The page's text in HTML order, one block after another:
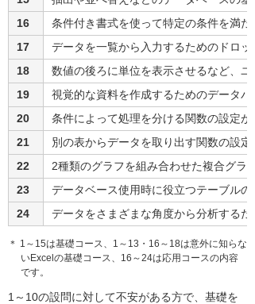
16
条件付き書式を使って特定の条件を満
17
データを一覧から入力するためのドロ
18
数値の後ろに単位を表示させるなど、
19
視覚的な資料を作成するためのデータ
20
条件によって処理を分ける関数の設定が
21
別の表からデータを取り出す関数の設
22
2種類のグラフを組み合わせた複合グラ
23
データベース使用時に役立つテーブルの
24
データをさまざまな角度から分析する
＊ 1～15は基礎コース、1～13・16～18は意外に知らな
いExcelの基礎コース、16～24は応用コースの内容
です。
1～10の設問に対して不安がある方で、基礎を